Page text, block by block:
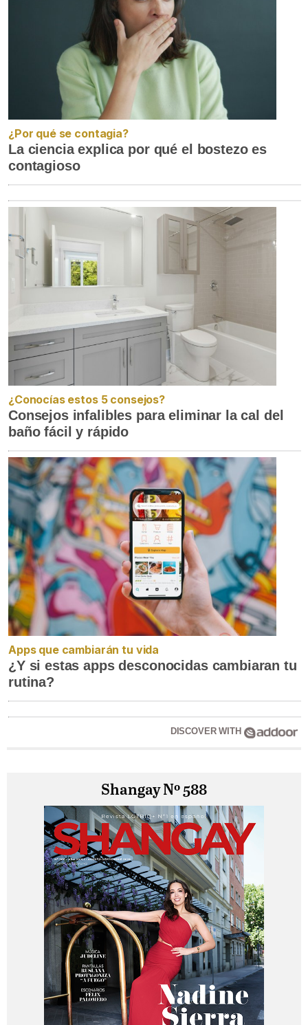
¿Por qué se contagia?
La ciencia explica por qué el bostezo es
contagioso
¿Conocías estos 5 consejos?
Consejos infalibles para eliminar la cal del
baño fácil y rápido
Apps que cambiarán tu vida
¿Y si estas apps desconocidas cambiaran tu
rutina?
DISCOVER WITH
Shangay Nº 588